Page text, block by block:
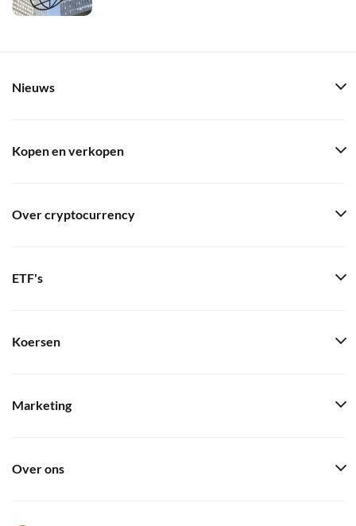
Nieuws
Kopen en verkopen
Over cryptocurrency
ETF's
Koersen
Marketing
Over ons